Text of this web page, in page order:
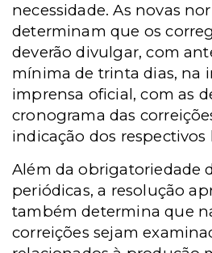
necessidade. As novas
determinam que os
deverão divulgar, com
mínima de trinta dias, na
imprensa oficial, com as
cronograma das
indicação dos respectivos
Além da obrigatoriedade
periódicas, a resolução
também determina que
correições sejam